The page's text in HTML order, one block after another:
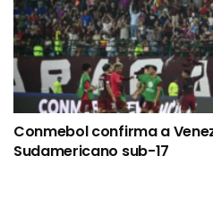
Conmebol confirma a
Sudamericano sub-17